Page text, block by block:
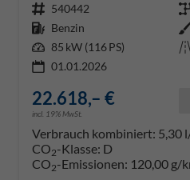
Fahrzeugnr. 540442
Kraftstoff Benzin
Leistung 85 kW (116 PS) Kilometerstand
01.01.2026
22.618,– €
incl. 19% MwSt.
Verbrauch kombiniert: 5,30
CO2-Klasse: D
CO2-Emissionen: 120,00 g/